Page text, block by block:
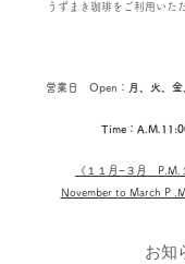
うずまき珈琲を ご利用いた
営業日 Open： 月、火、
Time：
《１１ 月−３月​ P.M.
November to March P
お知